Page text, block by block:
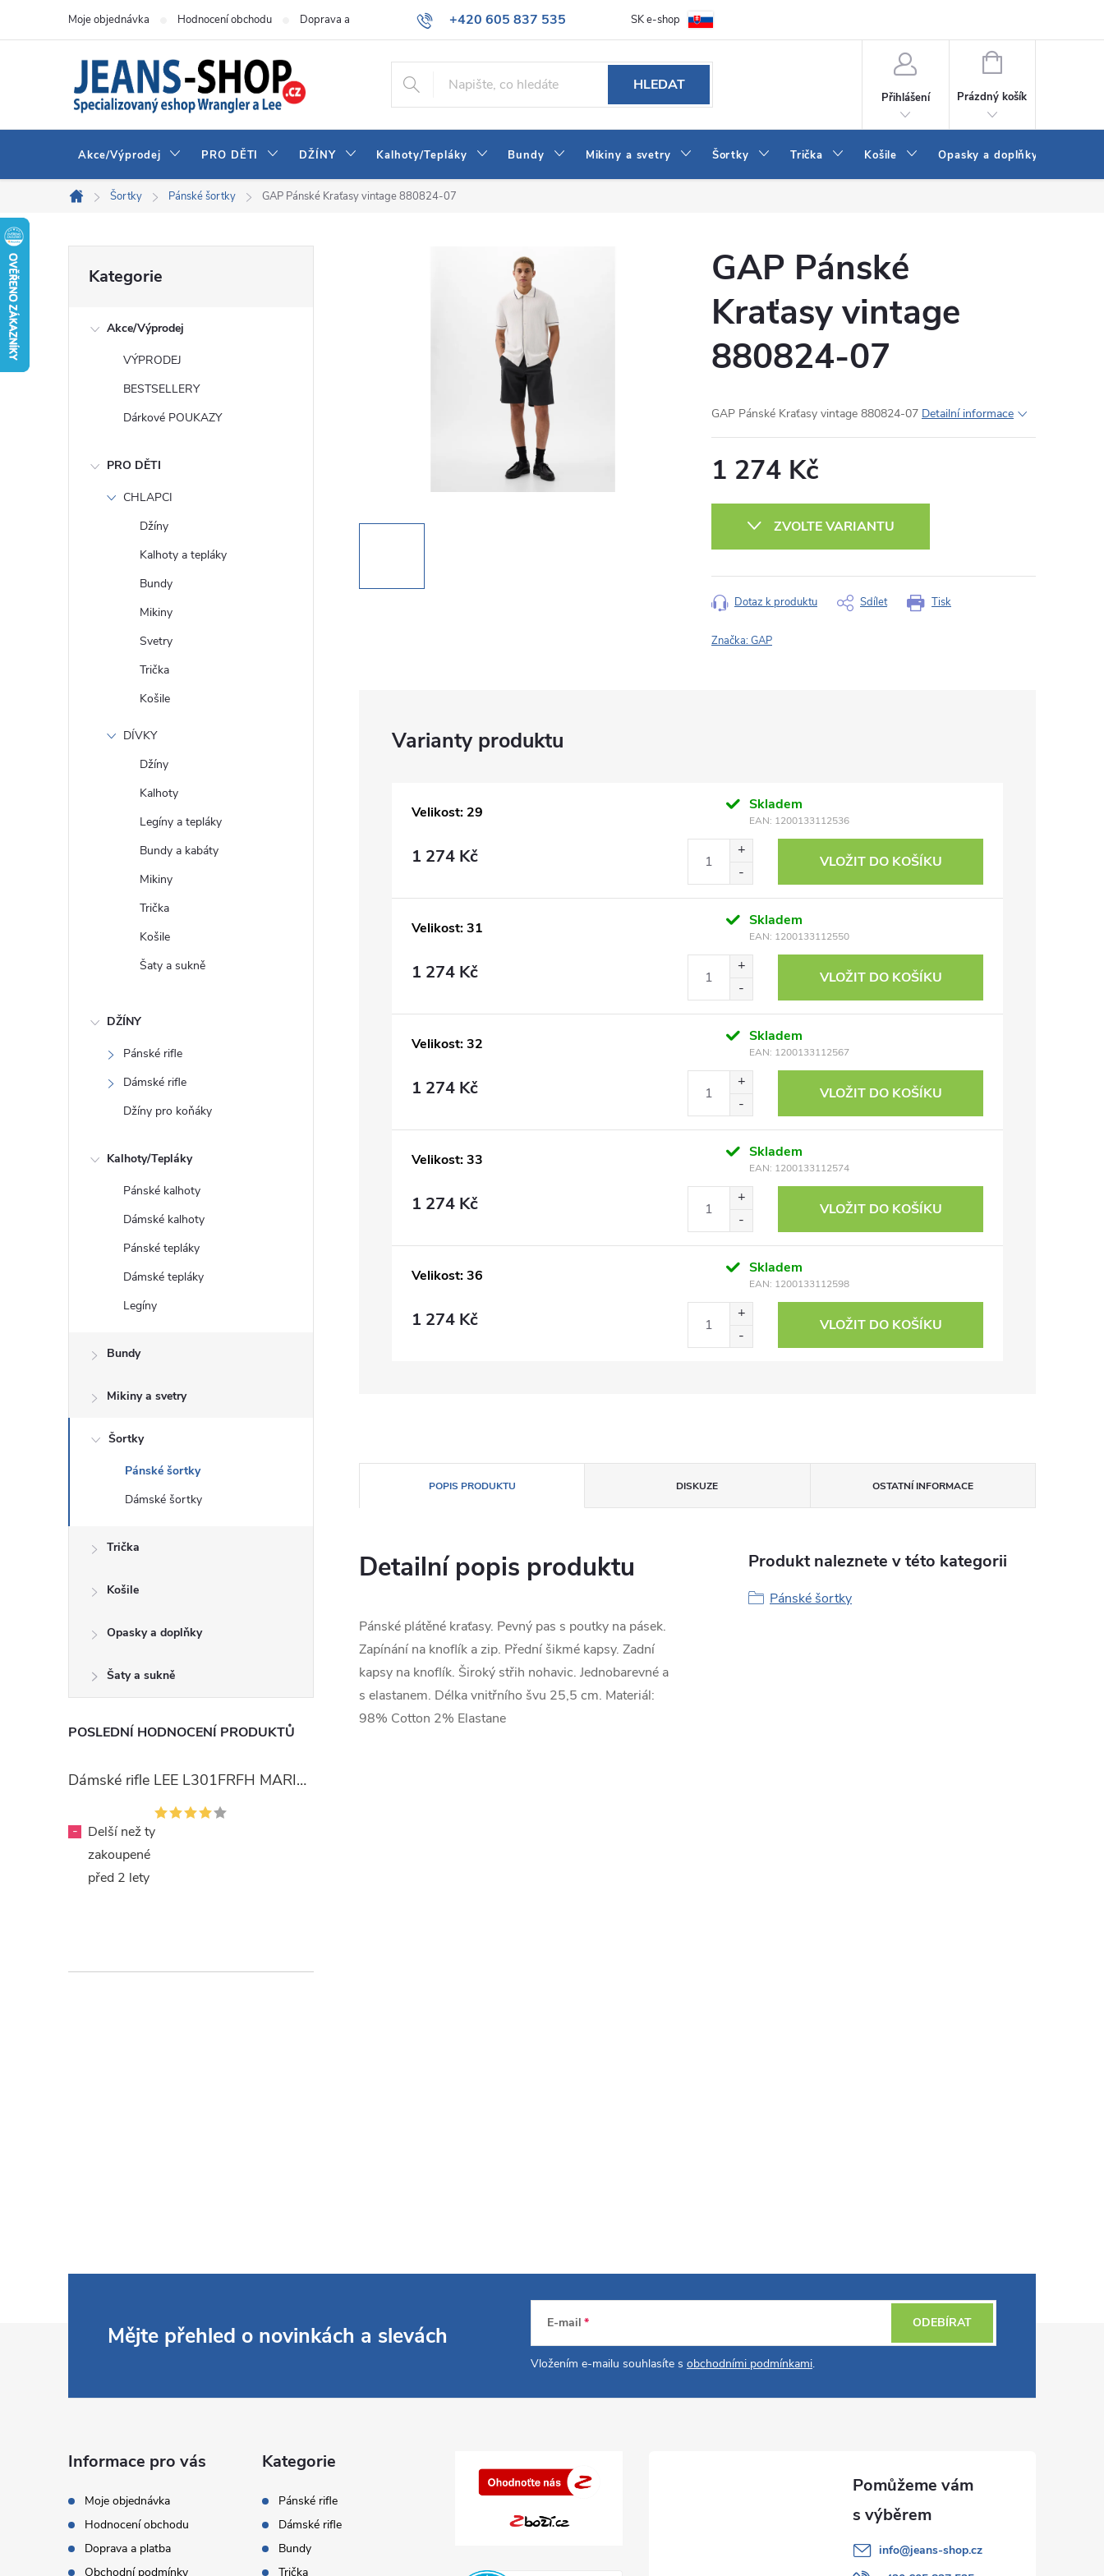
+420 605 837 535
info@jeans-shop.cz
Moje objednávka Hodnocení obchodu Doprava a platba Obchodní podmínky Naše prodejna Blog Kontakt
SK e-shop
HLEDAT
Přihlášení
NÁKUPNÍ
Prázdný košík
Akce/Výprodej PRO DĚTI DŽÍNY Kalhoty/Tepláky Bundy Mikiny a svetry Šortky Trička Košile Opasky a doplňky
Domů
Šortky Pánské šortky GAP Pánské Kraťasy vintage 880824-07
kategorie
Kategorie
Akce/Výprodej
VÝPRODEJ
BESTSELLERY
Dárkové POUKAZY
PRO DĚTI
CHLAPCI
Džíny
Kalhoty a tepláky
Bundy
Mikiny
Svetry
Trička
Košile
DÍVKY
Džíny
Kalhoty
Legíny a tepláky
Bundy a kabáty
Mikiny
Trička
Košile
Šaty a sukně
DŽÍNY
Pánské rifle
Dámské rifle
Džíny pro koňáky
Kalhoty/Tepláky
Pánské kalhoty
Dámské kalhoty
Pánské tepláky
Dámské tepláky
Legíny
Bundy
Mikiny a svetry
Šortky
Pánské šortky
Dámské šortky
Trička
Košile
Opasky a doplňky
Šaty a sukně
POSLEDNÍ HODNOCENÍ PRODUKTŮ
Dámské rifle LEE L301FRFH MARION STRAIGHT RINSE
-
Delší než ty
zakoupené
před 2 lety
GAP Pánské
Kraťasy vintage
880824-07
GAP Pánské Kraťasy vintage 880824-07 Detailní informace
1 274 Kč
ZVOLTE VARIANTU
Tisk
Dotaz k produktu Sdílet
Značka:GAP
Velikost: 29 Skladem
EAN: 1200133112536
1 274 Kč VLOŽIT DO KOŠÍKU
Velikost: 31 Skladem
EAN: 1200133112550
1 274 Kč VLOŽIT DO KOŠÍKU
Velikost: 32 Skladem
EAN: 1200133112567
1 274 Kč VLOŽIT DO KOŠÍKU
Velikost: 33 Skladem
EAN: 1200133112574
1 274 Kč VLOŽIT DO KOŠÍKU
Velikost: 36 Skladem
EAN: 1200133112598
1 274 Kč VLOŽIT DO KOŠÍKU
POPIS PRODUKTU DISKUZE OSTATNÍ INFORMACE
Detailní popis produktu
Pánské plátěné kraťasy. Pevný pas s poutky na pásek.
Zapínání na knoflík a zip. Přední šikmé kapsy. Zadní
kapsy na knoflík. Široký střih nohavic. Jednobarevné a
s elastanem. Délka vnitřního švu 25,5 cm. Materiál:
98% Cotton 2% Elastane
Produkt naleznete v této kategorii
Pánské šortky
Mějte přehled o novinkách a slevách E-mail
Vložením e-mailu souhlasíte s obchodními podmínkami.
ODEBÍRAT
Informace pro vás
Moje objednávka
Hodnocení obchodu
Doprava a platba
Obchodní podmínky
Kategorie
Pánské rifle
Dámské rifle
Bundy
Trička
info@jeans-shop.cz